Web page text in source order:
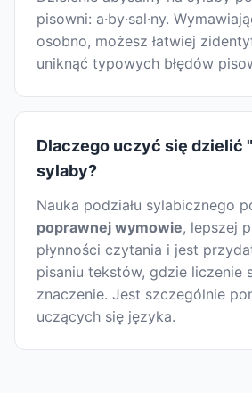
pisowni: a·by·sal·ny.
osobno, możesz łatwiej
uniknąć typowych błędów
Dlaczego uczyć się dzielić
sylaby?
Nauka podziału sylabicznego
poprawnej wymowie, lepszej
płynności czytania i jest
pisaniu tekstów, gdzie liczenie
znaczenie. Jest szczególnie
uczących się języka.